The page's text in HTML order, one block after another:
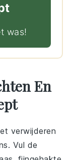
was!
En
verwijderen
. Vul de